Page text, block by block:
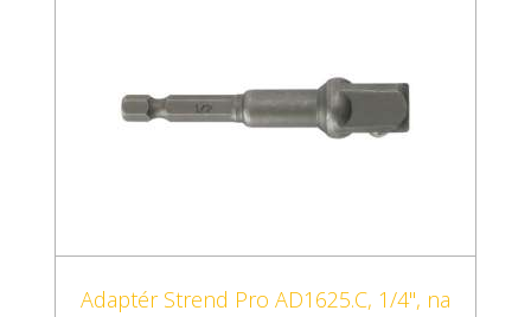
Adaptér Strend Pro AD1625.C, 1/4", na